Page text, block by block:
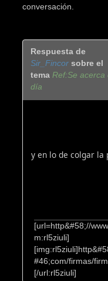
conversación.
Respuesta de
Sir_Fincor sobre el
temaRef:Se acerca
día
y en lo de colgar la
[url=http&#58;//
m:rl5ziuli]
#46;com/firmas/
[/url:rl5ziuli]